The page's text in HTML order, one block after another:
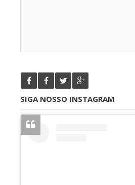
SIGA NOSSO INSTAGRAM